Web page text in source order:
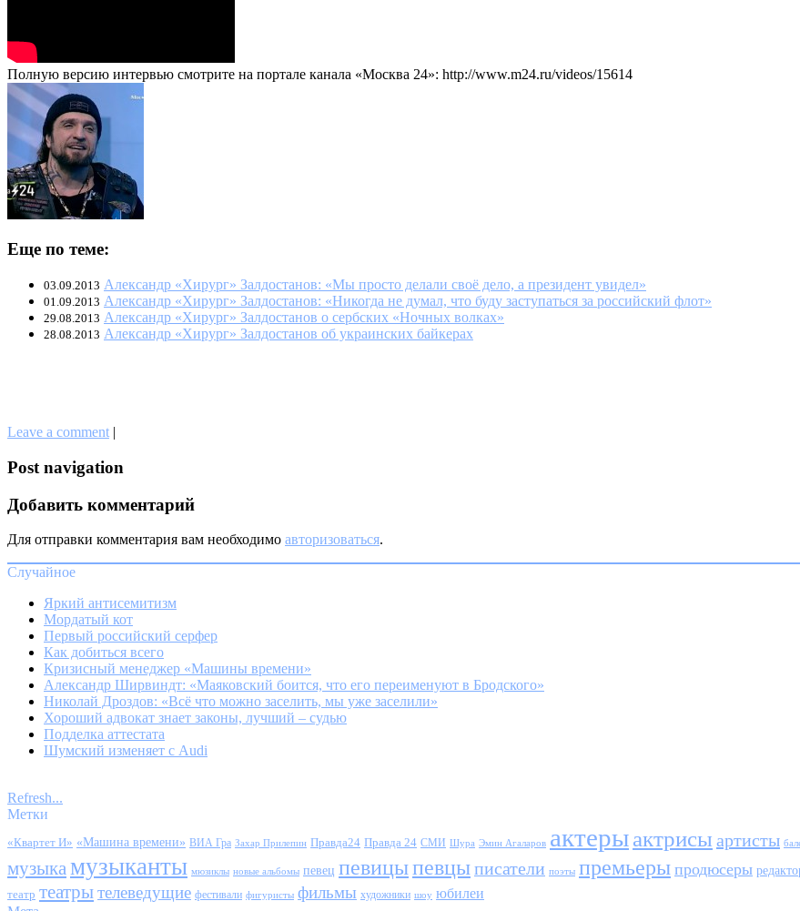
Полную версию интервью смотрите на портале канала «Москва 24»: http://www.m24.ru/videos/15614
Еще по теме:
03.09.2013 Александр «Хирург» Залдостанов: «Мы просто делали своё дело, а президент увидел»
01.09.2013 Александр «Хирург» Залдостанов: «Никогда не думал, что буду заступаться за российский флот»
29.08.2013 Александр «Хирург» Залдостанов о сербских «Ночных волках»
28.08.2013 Александр «Хирург» Залдостанов об украинских байкерах
Leave a comment |
Post navigation
Добавить комментарий
Для отправки комментария вам необходимо авторизоваться.
Случайное
Яркий антисемитизм
Мордатый кот
Первый российский серфер
Как добиться всего
Кризисный менеджер «Машины времени»
Александр Ширвиндт: «Маяковский боится, что его переименуют в Бродского»
Николай Дроздов: «Всё что можно заселить, мы уже заселили»
Хороший адвокат знает законы, лучший – судью
Подделка аттестата
Шумский изменяет с Audi
Refresh...
Метки
«Квартет И» «Машина времени» ВИА Гра Захар Прилепин Правда24 Правда 24 СМИ Шура Эмин Агаларов актерыактрисы артисты
музыкамузыканты мюзиклы новые альбомы певец певицыпевцыписатели поэты премьеры продюсеры
театр театрытелеведущие фестивали фигуристы фильмы художники шоу юбилеи